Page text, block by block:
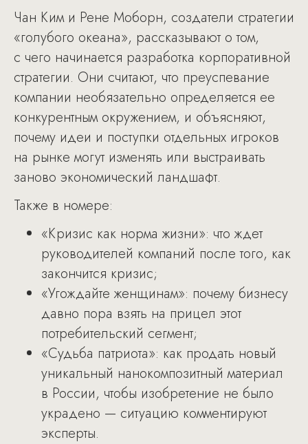
Чан Ким и Рене Моборн, создатели стратегии
«голубого океана», рассказывают о том,
с чего начинается разработка корпоративной
стратегии. Они считают, что преуспевание
компании необязательно определяется ее
конкурентным окружением, и объясняют,
почему идеи и поступки отдельных игроков
на рынке могут изменять или выстраивать
заново экономический ландшафт.
Также в номере:
«Кризис как норма жизни»: что ждет
руководителей компаний после того, как
закончится кризис;
«Угождайте женщинам»: почему бизнесу
давно пора взять на прицел этот
потребительский сегмент;
«Судьба патриота»: как продать новый
уникальный нанокомпозитный материал
в России, чтобы изобретение не было
украдено — ситуацию комментируют
эксперты.